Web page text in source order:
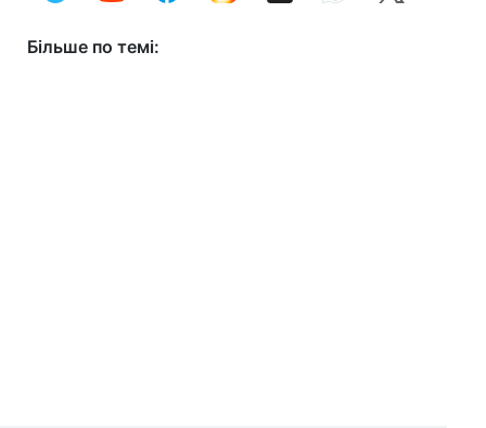
Більше по темі: